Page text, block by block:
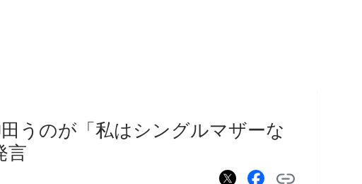
うのが「私はシングルマザーな
言